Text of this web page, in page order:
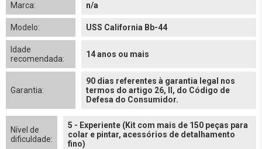
Marca: n/a
Modelo: USS California Bb-44
Idade
recomendada:
14 anos ou mais
Garantia:
90 dias referentes à garantia legal nos
termos do artigo 26, II, do Código de
Defesa do Consumidor.
Nível de
dificuldade:
5 - Experiente (Kit com mais de 150 peças para
colar e pintar, acessórios de detalhamento
fino)